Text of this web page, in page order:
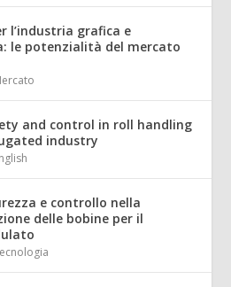
l’industria grafica e
le potenzialità del mercato
and control in roll handling
industry
e controllo nella
delle bobine per il